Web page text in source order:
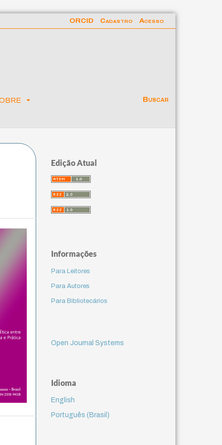
Buscar
ORCID Cadastro Acesso
Edição Atual
Informações
Para Leitores
Para Autores
Para Bibliotecários
Open Journal Systems
Idioma
English
Português (Brasil)